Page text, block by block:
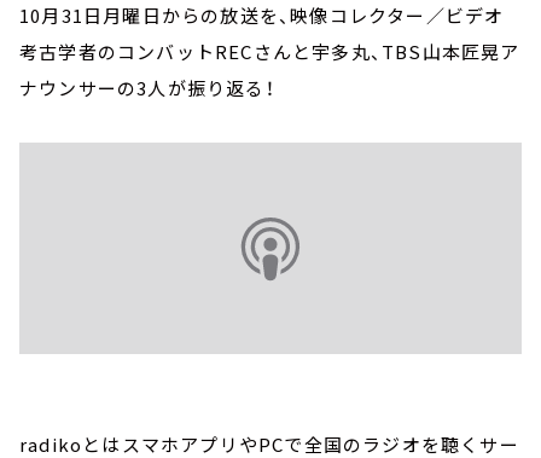
10月31日月曜日からの放送を、映像コレクター／ビデオ
考古学者のコンバットRECさんと宇多丸、TBS山本匠晃ア
ナウンサーの3人が振り返る！
radikoとはスマホアプリやPCで全国のラジオを聴くサー